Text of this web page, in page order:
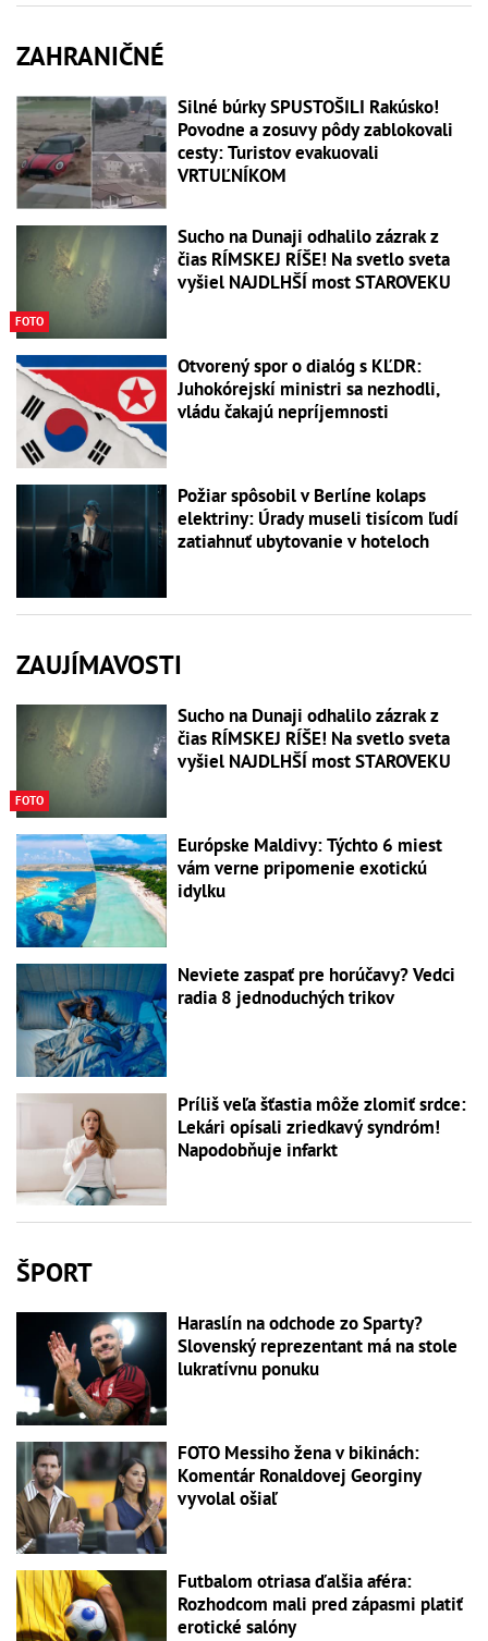
ZAHRANIČNÉ
Silné búrky SPUSTOŠILI Rakúsko!
Povodne a zosuvy pôdy zablokovali
cesty: Turistov evakuovali
VRTUĽNÍKOM
FOTO
Sucho na Dunaji odhalilo zázrak z
čias RÍMSKEJ RÍŠE! Na svetlo sveta
vyšiel NAJDLHŠÍ most STAROVEKU
Otvorený spor o dialóg s KĽDR:
Juhokórejskí ministri sa nezhodli,
vládu čakajú nepríjemnosti
Požiar spôsobil v Berlíne kolaps
elektriny: Úrady museli tisícom ľudí
zatiahnuť ubytovanie v hoteloch
ZAUJÍMAVOSTI
FOTO
Sucho na Dunaji odhalilo zázrak z
čias RÍMSKEJ RÍŠE! Na svetlo sveta
vyšiel NAJDLHŠÍ most STAROVEKU
Európske Maldivy: Týchto 6 miest
vám verne pripomenie exotickú
idylku
Neviete zaspať pre horúčavy? Vedci
radia 8 jednoduchých trikov
Príliš veľa šťastia môže zlomiť srdce:
Lekári opísali zriedkavý syndróm!
Napodobňuje infarkt
ŠPORT
Haraslín na odchode zo Sparty?
Slovenský reprezentant má na stole
lukratívnu ponuku
FOTO Messiho žena v bikinách:
Komentár Ronaldovej Georginy
vyvolal ošiaľ
Futbalom otriasa ďalšia aféra:
Rozhodcom mali pred zápasmi platiť
erotické salóny